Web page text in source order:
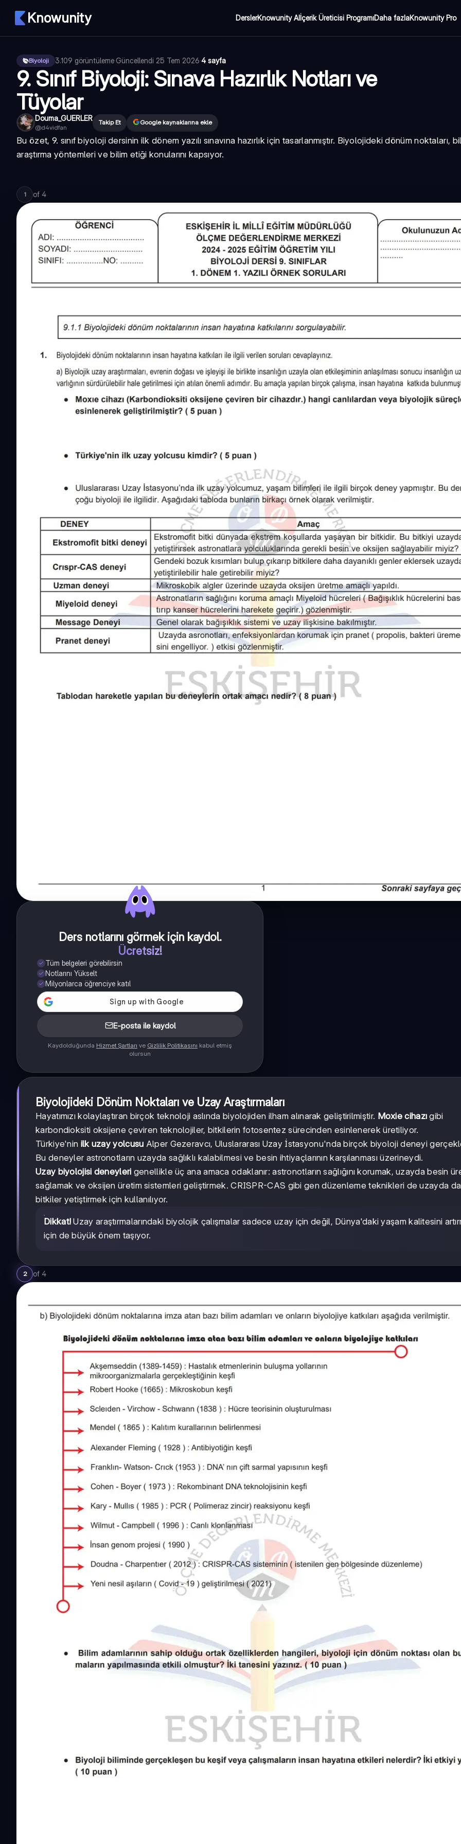
Knowunity DerslerKnowunity AIİçerik Üreticisi ProgramıDaha fazlaKnowunity Pro
Biyoloji 3.109 görüntüleme·Güncellendi 25 Tem 2026·4 sayfa
9. Sınıf Biyoloji: Sınava Hazırlık Notları ve
Tüyolar
Douma_GUERLER
@d4vidfan
Takip Et Google kaynaklarına ekle
Bu özet, 9. sınıf biyoloji dersinin ilk dönem yazılı sınavına hazırlık için tasarlanmıştır. Biyolojideki dönüm noktaları,
araştırma yöntemleri ve bilim etiği konularını kapsıyor.
1 of 4
Ders notlarını görmek için kaydol.
Ücretsiz!
Tüm belgeleri görebilirsin
Notlarını Yükselt
Milyonlarca öğrenciye katıl
E-posta ile kaydol
Kaydolduğunda Hizmet Şartları ve Gizlilik Politikasını kabul etmiş
olursun
Biyolojideki Dönüm Noktaları ve Uzay Araştırmaları
Hayatımızı kolaylaştıran birçok teknoloji aslında biyolojiden ilham alınarak geliştirilmiştir. Moxie cihazı gibi
karbondioksiti oksijene çeviren teknolojiler, bitkilerin fotosentez sürecinden esinlenerek üretiliyor.
Türkiye'nin ilk uzay yolcusu Alper Gezeravcı, Uluslararası Uzay İstasyonu'nda birçok biyoloji deneyi
Bu deneyler astronotların uzayda sağlıklı kalabilmesi ve besin ihtiyaçlarının karşılanması üzerineydi.
Uzay biyolojisi deneyleri genellikle üç ana amaca odaklanır: astronotların sağlığını korumak, uzayda besin
sağlamak ve oksijen üretim sistemleri geliştirmek. CRISPR-CAS gibi gen düzenleme teknikleri de uzayda
bitkiler yetiştirmek için kullanılıyor.
Dikkat! Uzay araştırmalarındaki biyolojik çalışmalar sadece uzay için değil, Dünya'daki yaşam kalitesini
için de büyük önem taşıyor.
2 of 4